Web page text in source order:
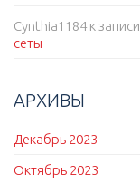
Cynthia1184 к записи
сеты
АРХИВЫ
Декабрь 2023
Октябрь 2023